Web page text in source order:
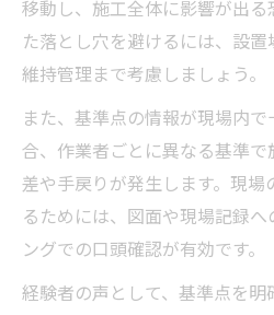
移動し、施工全体に影響が出る
た落とし穴を避けるには、設
維持管理まで考慮しましょう。
また、基準点の情報が現場内
合、作業者ごとに異なる基準
差や手戻りが発生します。現場
るためには、図面や現場記録
ングでの口頭確認が有効です。
経験者の声として、基準点を